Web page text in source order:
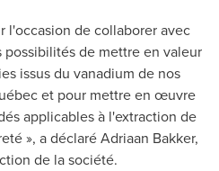
l'occasion de collaborer avec
possibilités de mettre en valeur
issus du vanadium de nos
et pour mettre en œuvre
applicables à l'extraction de
», a déclaréAdriaan Bakker,
de la société.